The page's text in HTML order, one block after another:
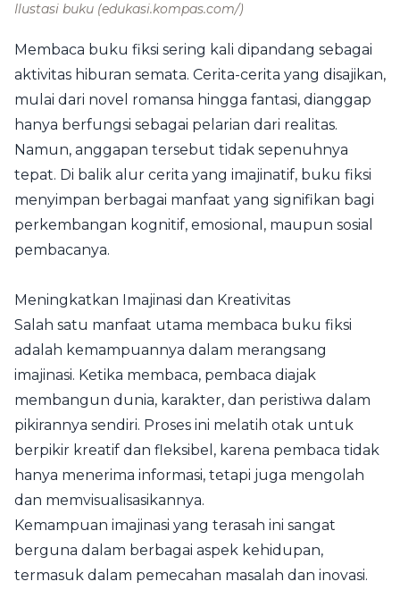
Ilustasi buku (edukasi.kompas.com/)
Membaca buku fiksi sering kali dipandang sebagai
aktivitas hiburan semata. Cerita-cerita yang disajikan,
mulai dari novel romansa hingga fantasi, dianggap
hanya berfungsi sebagai pelarian dari realitas.
Namun, anggapan tersebut tidak sepenuhnya
tepat. Di balik alur cerita yang imajinatif, buku fiksi
menyimpan berbagai manfaat yang signifikan bagi
perkembangan kognitif, emosional, maupun sosial
pembacanya.
Meningkatkan Imajinasi dan Kreativitas
Salah satu manfaat utama membaca buku fiksi
adalah kemampuannya dalam merangsang
imajinasi. Ketika membaca, pembaca diajak
membangun dunia, karakter, dan peristiwa dalam
pikirannya sendiri. Proses ini melatih otak untuk
berpikir kreatif dan fleksibel, karena pembaca tidak
hanya menerima informasi, tetapi juga mengolah
dan memvisualisasikannya.
Kemampuan imajinasi yang terasah ini sangat
berguna dalam berbagai aspek kehidupan,
termasuk dalam pemecahan masalah dan inovasi.